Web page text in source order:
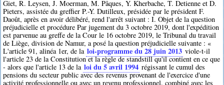
Giet, R. Leysen, J. Moerman, M. Pâques, Y. Kherbache, T. Detienne et D.
Pieters, assistée du greffier P.-Y. Dutilleux, présidée par le président F.
Daoût, après en avoir délibéré, rend l'arrêt suivant : I. Objet de la question
préjudicielle et procédure Par jugement du 3 octobre 2019, dont l'expédition
est parvenue au greffe de la Cour le 16 octobre 2019, le Tribunal du travail
de Liège, division de Namur, a posé la question préjudicielle suivante : «
L'article 91, alinéa 1er, de la loi-programme du 28 juin 2013 viole-t-il
l'article 23 de la Constitution et la règle de standstill qu'il contient en ce que
- alors que l'article 13 de la loi du 5 avril 1994 régissant le cumul des
pensions du secteur public avec des revenus provenant de l'exercice d'une
activité professionnelle ou avec un revenu professionnel, combiné avec les